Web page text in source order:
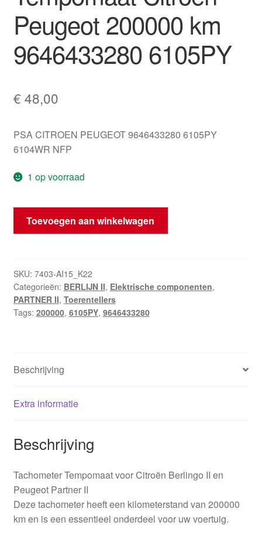
Peugeot 200000 km
9646433280 6105PY
€ 48,00
PSA CITROEN PEUGEOT 9646433280 6105PY
6104WR NFP
1 op voorraad
Tachometer
Tempomaat
200000
km
9646433280
6105PY
Toevoegen aan winkelwagen
SKU: 7403-AI15_K22
Categorieën: BERLIJN II, Elektrische componenten,
PARTNER II, Toerentellers
Tags: 200000, 6105PY, 9646433280
Beschrijving
Extra informatie
Beschrijving
Tachometer Tempomaat voor Citroën Berlingo II en
Peugeot Partner II
Deze tachometer heeft een kilometerstand van 200000
km en is een essentieel onderdeel voor uw voertuig.